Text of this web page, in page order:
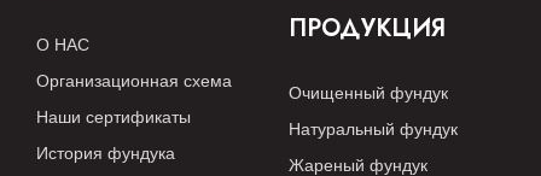
О НАС
Организационная схема
Наши сертификаты
История фундука
ПРОДУКЦИЯ
Очищенный фундук
Натуральный фундук
Жареный фундук